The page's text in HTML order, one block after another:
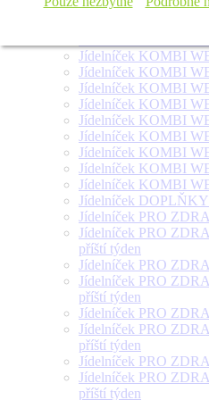
týden
Jídelníček KOMBI
Jídelníček KOMBI
Jídelníček KOMBI
Jídelníček KOMBI
Jídelníček KOMBI
Jídelníček KOMBI
Jídelníček KOMBI
Jídelníček KOMBI
Jídelníček KOMBI
Jídelníček DOPLŇKY
Jídelníček PRO
Jídelníček PRO
příští týden
Jídelníček PRO
Jídelníček PRO
příští týden
Jídelníček PRO
Jídelníček PRO
příští týden
Jídelníček PRO
Jídelníček PRO
příští týden